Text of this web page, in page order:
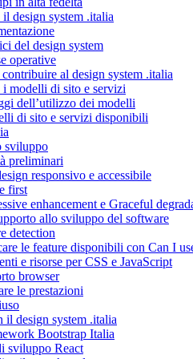
design system .italia
del design system
operative
al design system .italia
i modelli di sito e servizi
dell’utilizzo dei modelli
di sito e servizi disponibili
sviluppo
preliminari
responsivo e accessibile
first
enhancement e Graceful
allo sviluppo del software
detection
le feature disponibili con Can I
e risorse per CSS e JavaScript
browser
le prestazioni
il design system .italia
Bootstrap Italia
sviluppo React